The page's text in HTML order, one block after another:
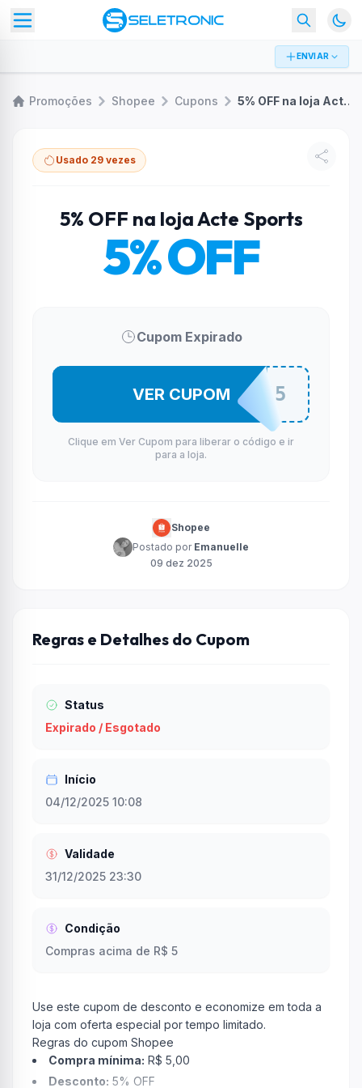
ENVIAR
Promoções Shopee Cupons 5% OFF na loja Acte Sports
Usado 29 vezes
5% OFF na loja Acte Sports
5% OFF
Cupom Expirado
ACTE5
VER CUPOM
Clique em Ver Cupom para liberar o código e ir
para a loja.
Shopee
Postado por Emanuelle
09 dez 2025
Regras e Detalhes do Cupom
Status
Expirado / Esgotado
Início
04/12/2025 10:08
Validade
31/12/2025 23:30
Condição
Compras acima de R$ 5
Use este cupom de desconto e economize em toda a
loja com oferta especial por tempo limitado.
Regras do cupom Shopee
Compra mínima: R$ 5,00
Desconto: 5% OFF